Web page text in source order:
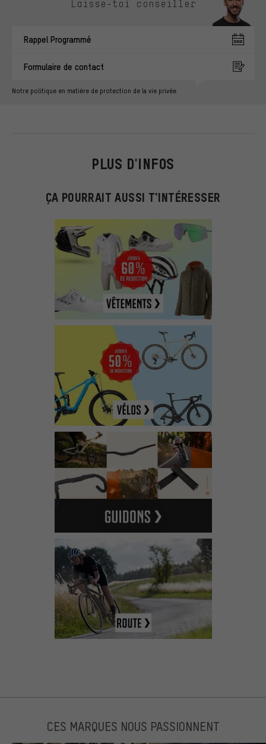
Laisse-toi conseiller
Rappel Programmé
Formulaire de contact
Notre politique en matière de protection de la vie privée
PLUS D'INFOS
ÇA POURRAIT AUSSI T'INTÉRESSER
CES MARQUES NOUS PASSIONNENT